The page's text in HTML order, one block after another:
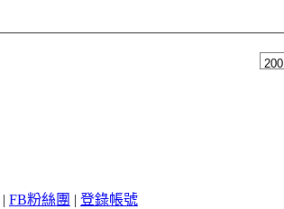
| FB粉絲團 | 登錄帳號